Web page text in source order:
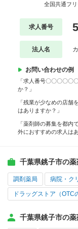
全国共通フ
求人番号
法人名
お問い合わせの例
「求人番号〇〇〇〇〇
か？」
「残業が少なめの店舗
はありますか？」
「薬剤師の募集を都内
外におすすめの求人は
千葉県銚子市の
調剤薬局 病院・ク
ドラッグストア（OTC
千葉県銚子市の